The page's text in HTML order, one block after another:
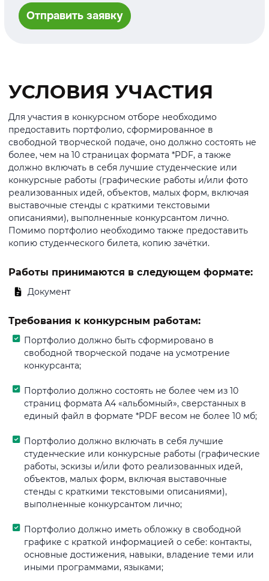
Отправить заявку
УСЛОВИЯ УЧАСТИЯ
Для участия в конкурсном отборе необходимо
предоставить портфолио, сформированное в
свободной творческой подаче, оно должно состоять не
более, чем на 10 страницах формата *PDF, а также
должно включать в себя лучшие студенческие или
конкурсные работы (графические работы и/или фото
реализованных идей, объектов, малых форм, включая
выставочные стенды с краткими текстовыми
описаниями), выполненные конкурсантом лично.
Помимо портфолио необходимо также предоставить
копию студенческого билета, копию зачётки.
Работы принимаются в следующем формате:
Документ
Требования к конкурсным работам:
Портфолио должно быть сформировано в
свободной творческой подаче на усмотрение
конкурсанта;
Портфолио должно состоять не более чем из 10
страниц формата А4 «альбомный», сверстанных в
единый файл в формате *PDF весом не более 10 мб;
Портфолио должно включать в себя лучшие
студенческие или конкурсные работы (графические
работы, эскизы и/или фото реализованных идей,
объектов, малых форм, включая выставочные
стенды с краткими текстовыми описаниями),
выполненные конкурсантом лично;
Портфолио должно иметь обложку в свободной
графике с краткой информацией о себе: контакты,
основные достижения, навыки, владение теми или
иными программами, языками;